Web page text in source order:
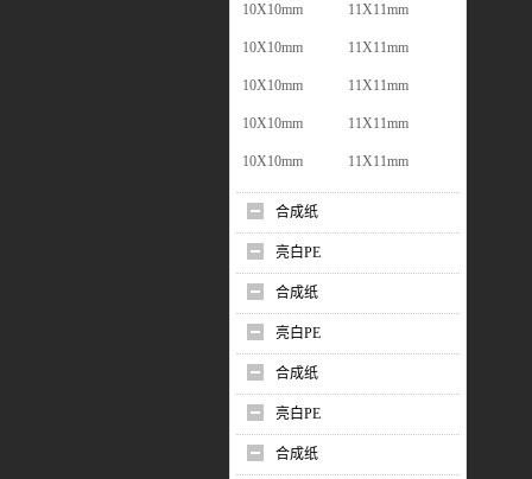
10X10mm 11X11mm
10X10mm 11X11mm
10X10mm 11X11mm
10X10mm 11X11mm
10X10mm 11X11mm
合成纸
亮白PE
合成纸
亮白PE
合成纸
亮白PE
合成纸